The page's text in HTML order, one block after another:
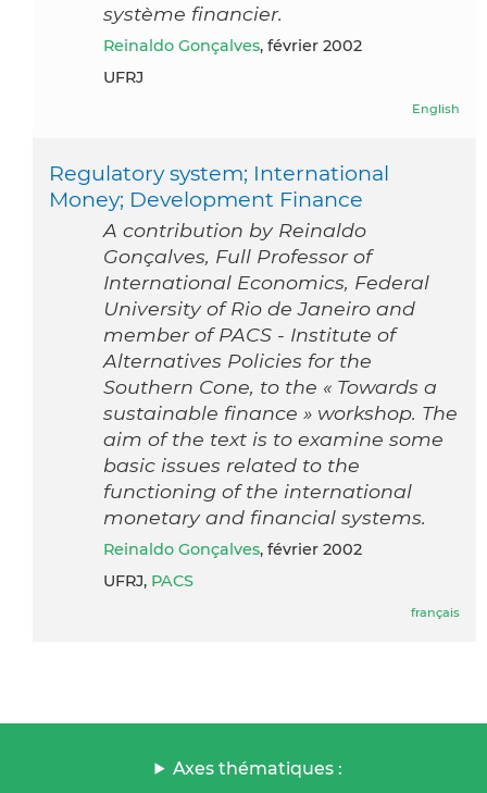
système financier.
Reinaldo Gonçalves, février 2002
UFRJ
English
Regulatory system; International
Money; Development Finance
A contribution by Reinaldo
Gonçalves, Full Professor of
International Economics, Federal
University of Rio de Janeiro and
member of PACS - Institute of
Alternatives Policies for the
Southern Cone, to the « Towards a
sustainable finance » workshop. The
aim of the text is to examine some
basic issues related to the
functioning of the international
monetary and financial systems.
Reinaldo Gonçalves, février 2002
UFRJ, PACS
français
Axes thématiques :